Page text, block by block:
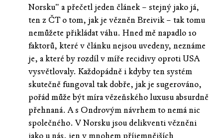
Norsku" a přečetl jeden článek – stejný jako já,
ten z ČT o tom, jak je vězněn Breivik – tak tomu
nemůžete přikládat váhu. Hned mě napadlo 10
faktorů, které v článku nejsou uvedeny, neznáme
je, a které by rozdíl v míře recidivy oproti USA
vysvětlovaly. Každopádně i kdyby ten systém
skutečně fungoval tak dobře, jak je sugerováno,
pořád může být míra vězeňského luxusu absurdně
přehnaná. A s Ondrovým návrhem to nemá nic
společného. V Norsku jsou delikventi vězněni
jako u nás, jen v mnohem příjemnějších